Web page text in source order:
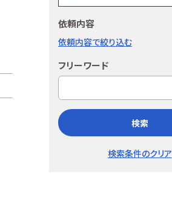
依頼内容
依頼内容で絞り込む
フリーワード
検索
検索条件のクリア